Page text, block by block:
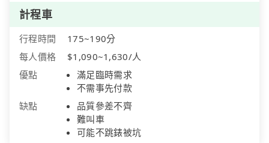
計程車
行程時間
175~190分
每人價格
$1,090~1,630/人
優點
滿足臨時需求
不需事先付款
缺點
品質參差不齊
難叫車
可能不跳錶被坑